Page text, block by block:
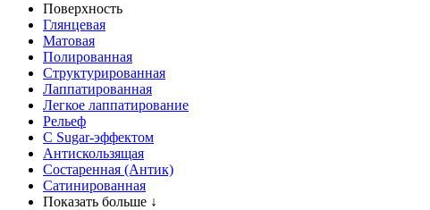
Поверхность
Глянцевая
Матовая
Полированная
Структурированная
Лаппатированная
Легкое лаппатирование
Рельеф
С Sugar-эффектом
Антискользящая
Состаренная (Антик)
Сатинированная
Показать больше ↓